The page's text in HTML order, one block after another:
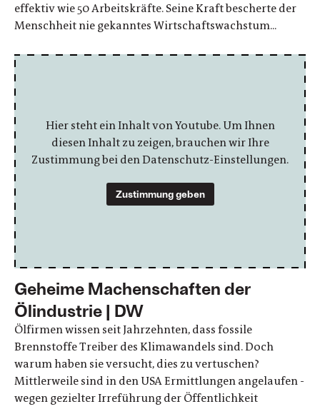
effektiv wie 50 Arbeitskräfte. Seine Kraft bescherte der
Menschheit nie gekanntes Wirtschaftswachstum...
Hier steht ein Inhalt von Youtube. Um Ihnen
diesen Inhalt zu zeigen, brauchen wir Ihre
Zustimmung bei den Datenschutz-Einstellungen.
Zustimmung geben
Geheime Machenschaften der
Ölindustrie | DW
Ölfirmen wissen seit Jahrzehnten, dass fossile
Brennstoffe Treiber des Klimawandels sind. Doch
warum haben sie versucht, dies zu vertuschen?
Mittlerweile sind in den USA Ermittlungen angelaufen -
wegen gezielter Irreführung der Öffentlichkeit